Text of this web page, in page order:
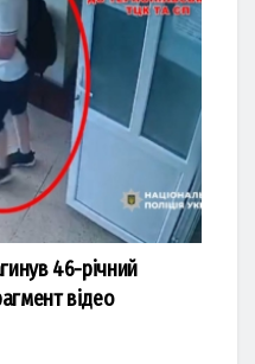
46-річний
відео